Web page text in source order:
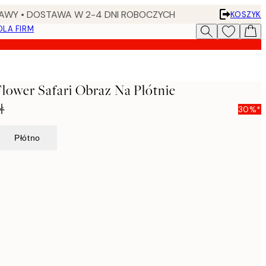
• DOSTAWA W 2-4 DNI ROBOCZYCH
KOSZYK
FIRM
Safari Obraz Na Płótnie
30%*
Płótno